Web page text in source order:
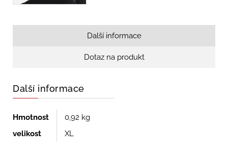
Další informace
Dotaz na produkt
Další informace
Hmotnost
0,92 kg
velikost
XL